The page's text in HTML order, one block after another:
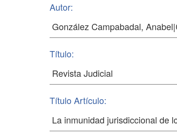
Autor:
Título:
Título Artículo: